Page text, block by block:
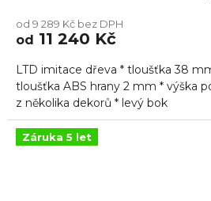
produktu
je
z
5
hvězdiček.
od 9 289 Kč bez DPH
od 11 240 Kč
LTD imitace dřeva * tloušťka 38
tloušťka ABS hrany 2 mm * výška
z několika dekorů * levý bok
Záruka 5 let